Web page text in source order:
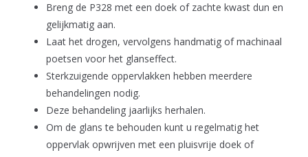
Breng de P328 met een doek of zachte kwast dun en
gelijkmatig aan.
Laat het drogen, vervolgens handmatig of machinaal
poetsen voor het glanseffect.
Sterkzuigende oppervlakken hebben meerdere
behandelingen nodig.
Deze behandeling jaarlijks herhalen.
Om de glans te behouden kunt u regelmatig het
oppervlak opwrijven met een pluisvrije doek of